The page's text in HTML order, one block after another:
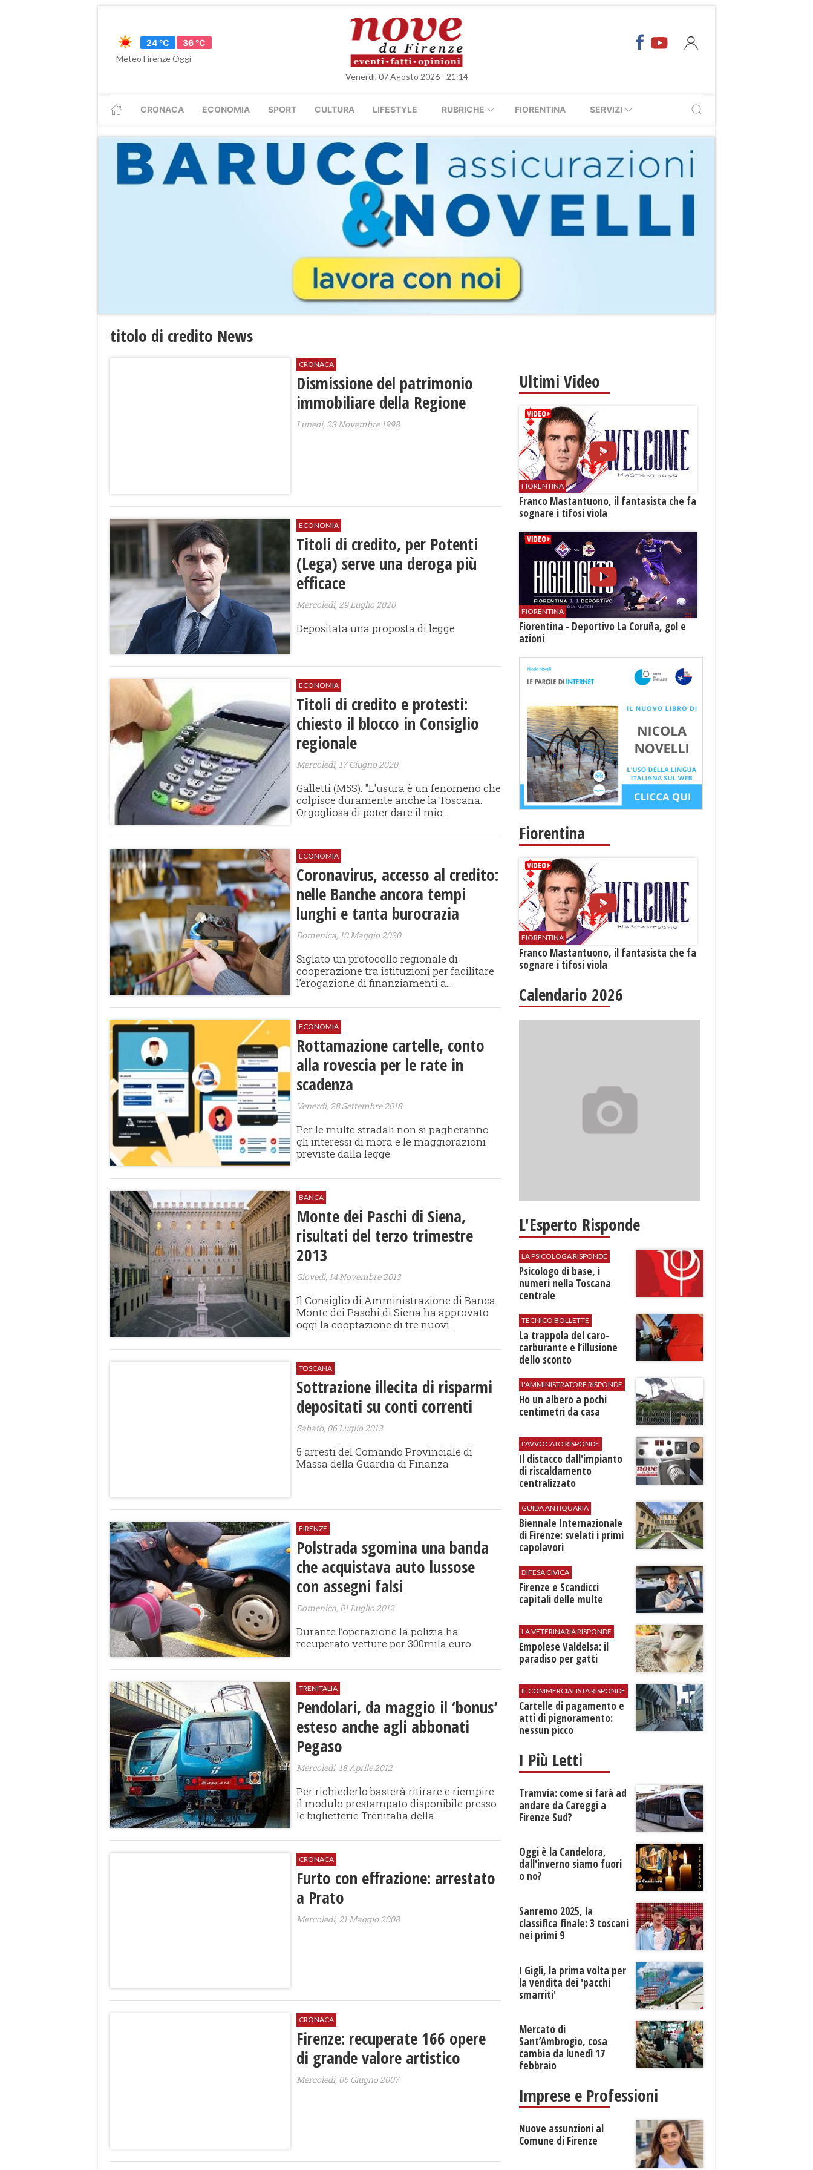
24 °C
36 °C
Meteo Firenze Oggi
Venerdì, 07 Agosto 2026 - 21:14
CRONACA ECONOMIA SPORT CULTURA LIFESTYLE RUBRICHE FIORENTINA SERVIZI
titolo di credito News
CRONACA
Dismissione del patrimonio
immobiliare della Regione
Lunedì, 23 Novembre 1998
ECONOMIA
Titoli di credito, per Potenti
(Lega) serve una deroga più
efficace
Mercoledì, 29 Luglio 2020
Depositata una proposta di legge
ECONOMIA
Titoli di credito e protesti:
chiesto il blocco in Consiglio
regionale
Mercoledì, 17 Giugno 2020
Galletti (M5S): "L'usura è un fenomeno che
colpisce duramente anche la Toscana.
Orgogliosa di poter dare il mio...
ECONOMIA
Coronavirus, accesso al credito:
nelle Banche ancora tempi
lunghi e tanta burocrazia
Domenica, 10 Maggio 2020
Siglato un protocollo regionale di
cooperazione tra istituzioni per facilitare
l’erogazione di finanziamenti a...
ECONOMIA
Rottamazione cartelle, conto
alla rovescia per le rate in
scadenza
Venerdì, 28 Settembre 2018
Per le multe stradali non si pagheranno
gli interessi di mora e le maggiorazioni
previste dalla legge
BANCA
Monte dei Paschi di Siena,
risultati del terzo trimestre
2013
Giovedì, 14 Novembre 2013
Il Consiglio di Amministrazione di Banca
Monte dei Paschi di Siena ha approvato
oggi la cooptazione di tre nuovi...
TOSCANA
Sottrazione illecita di risparmi
depositati su conti correnti
Sabato, 06 Luglio 2013
5 arresti del Comando Provinciale di
Massa della Guardia di Finanza
FIRENZE
Polstrada sgomina una banda
che acquistava auto lussose
con assegni falsi
Domenica, 01 Luglio 2012
Durante l’operazione la polizia ha
recuperato vetture per 300mila euro
TRENITALIA
Pendolari, da maggio il ‘bonus’
esteso anche agli abbonati
Pegaso
Mercoledì, 18 Aprile 2012
Per richiederlo basterà ritirare e riempire
il modulo prestampato disponibile presso
le biglietterie Trenitalia della...
CRONACA
Furto con effrazione: arrestato
a Prato
Mercoledì, 21 Maggio 2008
CRONACA
Firenze: recuperate 166 opere
di grande valore artistico
Mercoledì, 06 Giugno 2007
Ultimi Video
FIORENTINA
Franco Mastantuono, il fantasista che fa
sognare i tifosi viola
FIORENTINA
Fiorentina - Deportivo La Coruña, gol e
azioni
Fiorentina
FIORENTINA
Franco Mastantuono, il fantasista che fa
sognare i tifosi viola
Calendario 2026
L'Esperto Risponde
LA PSICOLOGA RISPONDE
Psicologo di base, i
numeri nella Toscana
centrale
TECNICO BOLLETTE
​La trappola del caro-
carburante e l’illusione
dello sconto
L'AMMINISTRATORE RISPONDE
Ho un albero a pochi
centimetri da casa
L'AVVOCATO RISPONDE
Il distacco dall'impianto
di riscaldamento
centralizzato
GUIDA ANTIQUARIA
Biennale Internazionale
di Firenze: svelati i primi
capolavori
DIFESA CIVICA
Firenze e Scandicci
capitali delle multe
LA VETERINARIA RISPONDE
Empolese Valdelsa: il
paradiso per gatti
IL COMMERCIALISTA RISPONDE
Cartelle di pagamento e
atti di pignoramento:
nessun picco
I Più Letti
Tramvia: come si farà ad
andare da Careggi a
Firenze Sud?
Oggi è la Candelora,
dall'inverno siamo fuori
o no?
Sanremo 2025, la
classifica finale: 3 toscani
nei primi 9
I Gigli, la prima volta per
la vendita dei 'pacchi
smarriti'
Mercato di
Sant’Ambrogio, cosa
cambia da lunedì 17
febbraio
Imprese e Professioni
Nuove assunzioni al
Comune di Firenze